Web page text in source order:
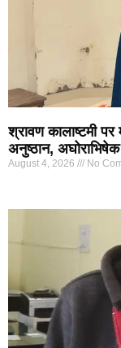
श्रावण कालाष्टमी पर
अनुष्ठान,
August 4, 2026 No